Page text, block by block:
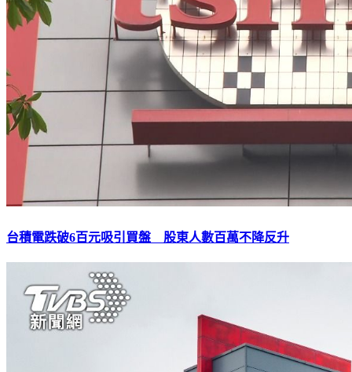
台積電跌破6百元吸引買盤 股東人數百萬不降反升